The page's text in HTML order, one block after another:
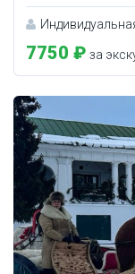
7750 ₽ за